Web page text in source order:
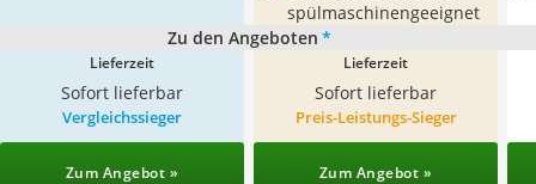
spülmaschinengeeignet
Zu den Angeboten *
Lieferzeit
Sofort lieferbar
Lieferzeit
Sofort lieferbar
Vergleichssieger
Zum Angebot »
Preis-Leistungs-Sieger
Zum Angebot »